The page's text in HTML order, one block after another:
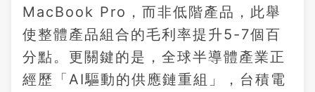
MacBook Pro，而非低階產品，此舉
使整體產品組合的毛利率提升5-7個百
分點。更關鍵的是，全球半導體產業正
經歷「AI驅動的供應鏈重組」，台積電